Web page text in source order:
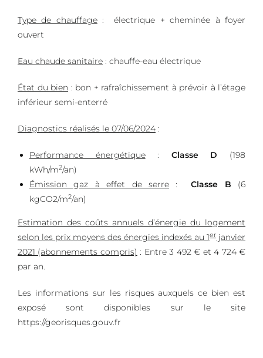
Type de chauffage:
électrique + cheminée à foyer
ouvert
Eau chaude sanitaire : chauffe-eau électrique
État du bien : bon + rafraîchissement à prévoir à l’étage
inférieur semi-enterré
Diagnostics réalisés le 07/06/2024 :
Performance énergétique: Classe D (198
kWh/m2/an)
Émission gaz à effet de serre : Classe B (6
kgCO2/m2/an)
Estimation des coûts annuels d’énergie du logement
selon les prix moyens des énergies indexés au 1er janvier
2021 (abonnements compris) : Entre 3 492 € et 4 724 €
par an.
Les informations sur les risques auxquels ce bien est
exposé sont disponibles sur le site
https://georisques.gouv.fr